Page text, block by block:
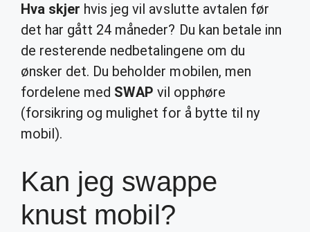
Hva skjer hvis jeg vil avslutte avtalen før
det har gått 24 måneder? Du kan betale inn
de resterende nedbetalingene om du
ønsker det. Du beholder mobilen, men
fordelene med SWAP vil opphøre
(forsikring og mulighet for å bytte til ny
mobil).
Kan jeg swappe
knust mobil?